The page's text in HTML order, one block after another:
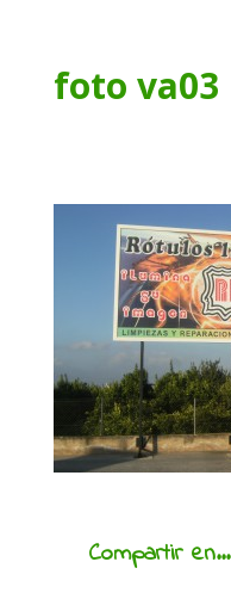
foto va03
Compartir en...